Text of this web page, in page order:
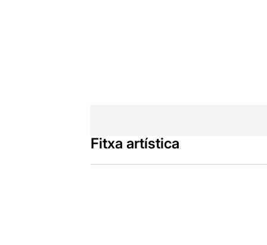
Fitxa artística